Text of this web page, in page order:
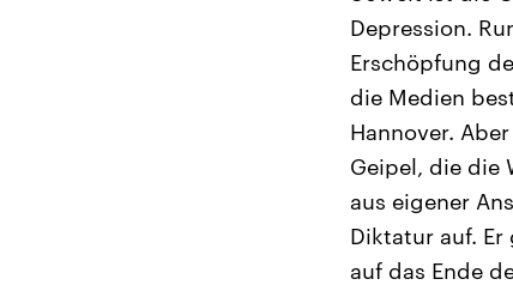
Depression.
Erschöpfung
die Medien
Hannover.
Geipel, die die
aus eigener
Diktatur auf.
auf das Ende